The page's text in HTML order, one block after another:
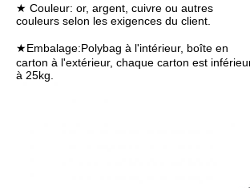
★ Couleur: or, argent, cuivre ou autres
couleurs selon les exigences du client.
★Embalage:Polybag à l'intérieur, boîte en
carton à l'extérieur, chaque carton est
à 25kg.